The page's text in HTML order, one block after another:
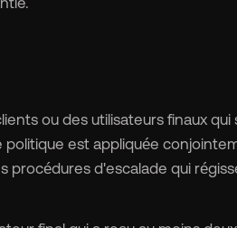
ou des utilisateurs finaux qui
est appliquée
procédures d'escalade qui